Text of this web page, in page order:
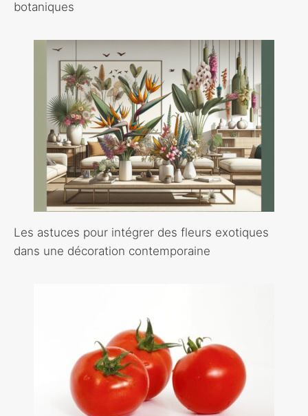
botaniques
Les astuces pour intégrer des fleurs exotiques
dans une décoration contemporaine